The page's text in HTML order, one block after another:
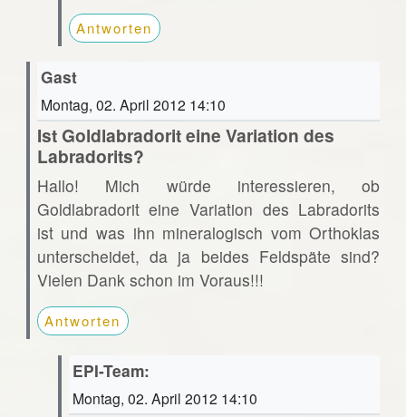
Antworten
Gast
Montag, 02. April 2012 14:10
Ist Goldlabradorit eine Variation des
Labradorits?
Hallo! Mich würde interessieren, ob
Goldlabradorit eine Variation des Labradorits
ist und was ihn mineralogisch vom Orthoklas
unterscheidet, da ja beides Feldspäte sind?
Vielen Dank schon im Voraus!!!
Antworten
EPI-Team:
Montag, 02. April 2012 14:10